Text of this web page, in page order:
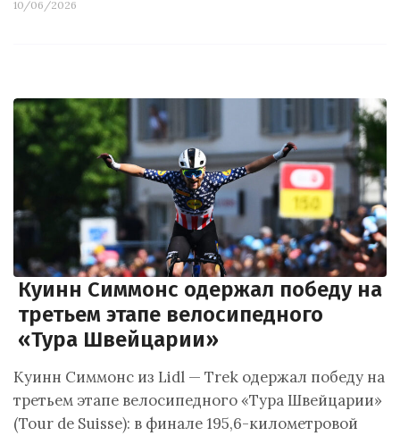
10/06/2026
Куинн Симмонс одержал победу на
третьем этапе велосипедного
«Тура Швейцарии»
Куинн Симмонс из Lidl — Trek одержал победу на
третьем этапе велосипедного «Тура Швейцарии»
(Tour de Suisse): в финале 195,6-километровой